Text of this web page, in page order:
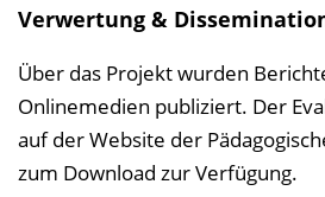
Verwertung &
Über das Projekt wurden
Onlinemedien publiziert. Der
auf der Website der
zum Download zur Verfügung.